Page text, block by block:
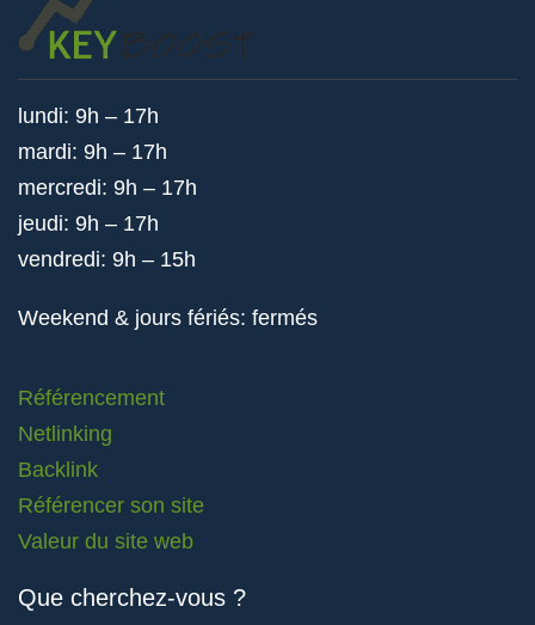
lundi: 9h – 17h
mardi: 9h – 17h
mercredi: 9h – 17h
jeudi: 9h – 17h
vendredi: 9h – 15h
Weekend & jours fériés: fermés
Référencement
Netlinking
Backlink
Référencer son site
Valeur du site web
Que cherchez-vous ?